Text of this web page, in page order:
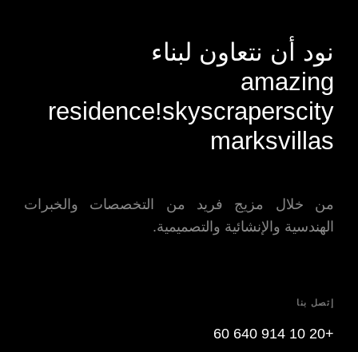
نود أن نتعاون لبناء
amazing
residence!skyscraperscity
marksvillas
من خلال مزيج فريد من التخصصات والخبرات
الهندسية والإنشائية والتصميمية.
إتصل بنا
+20 10 914 640 60